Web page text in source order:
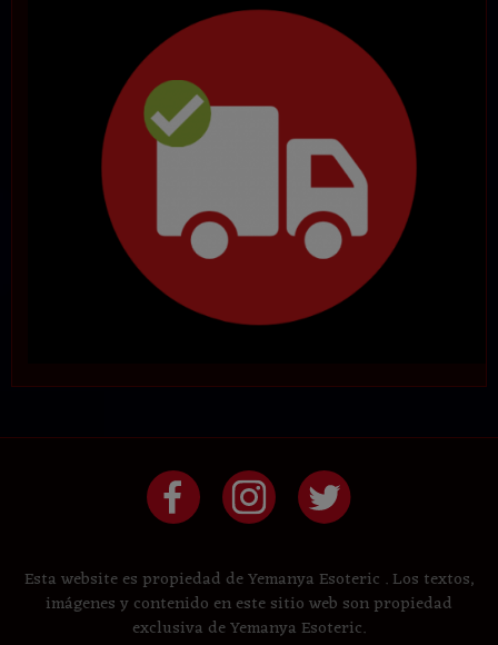
Esta website es propiedad de Yemanya Esoteric . Los textos,
imágenes y contenido en este sitio web son propiedad
exclusiva de Yemanya Esoteric.